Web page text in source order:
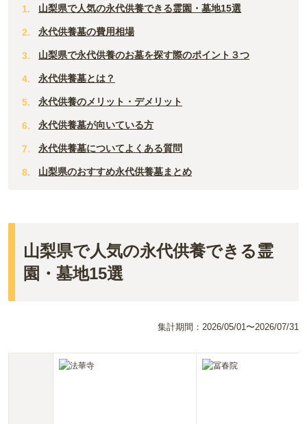
山梨県で人気の永代供養できる霊園・墓地15選
永代供養墓の費用相場
山梨県で永代供養のお墓を探す際のポイント３つ
永代供養墓とは？
永代供養のメリット・デメリット
永代供養墓が向いている方
永代供養墓についてよくある質問
山梨県のおすすめ永代供養墓まとめ
山梨県で人気の永代供養できる霊
園・墓地15選
集計期間： 2026/05/01〜2026/07/31